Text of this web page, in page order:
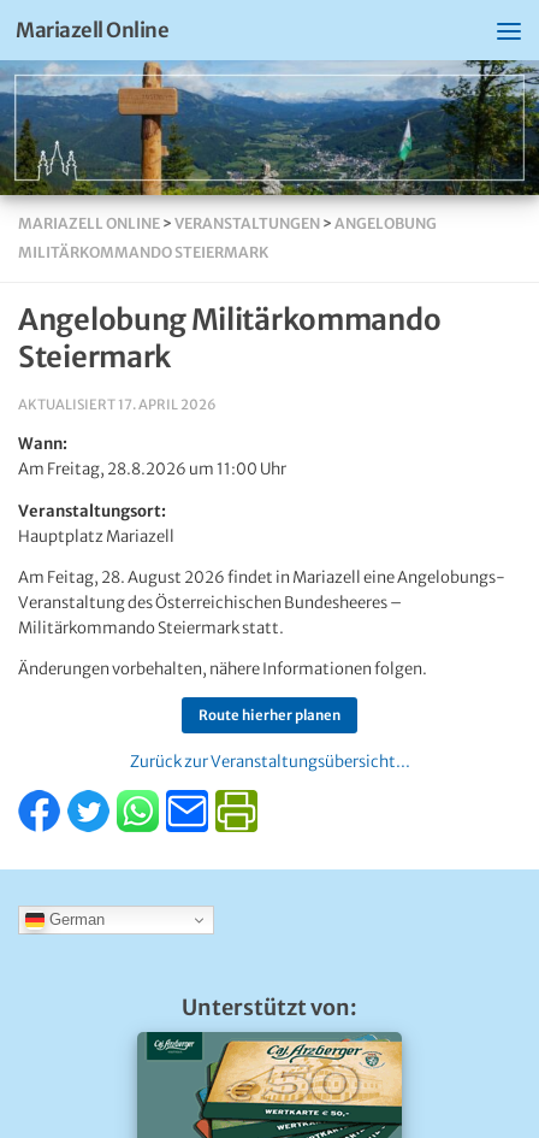
Mariazell Online
MARIAZELL ONLINE > VERANSTALTUNGEN > ANGELOBUNG
MILITÄRKOMMANDO STEIERMARK
Angelobung Militärkommando
Steiermark
AKTUALISIERT 17. APRIL 2026
Wann:
Am Freitag, 28.8.2026 um 11:00 Uhr
Veranstaltungsort:
Hauptplatz Mariazell
Am Feitag, 28. August 2026 findet in Mariazell eine Angelobungs-
Veranstaltung des Österreichischen Bundesheeres –
Militärkommando Steiermark statt.
Änderungen vorbehalten, nähere Informationen folgen.
Route hierher planen
Zurück zur Veranstaltungsübersicht...
German
Unterstützt von: